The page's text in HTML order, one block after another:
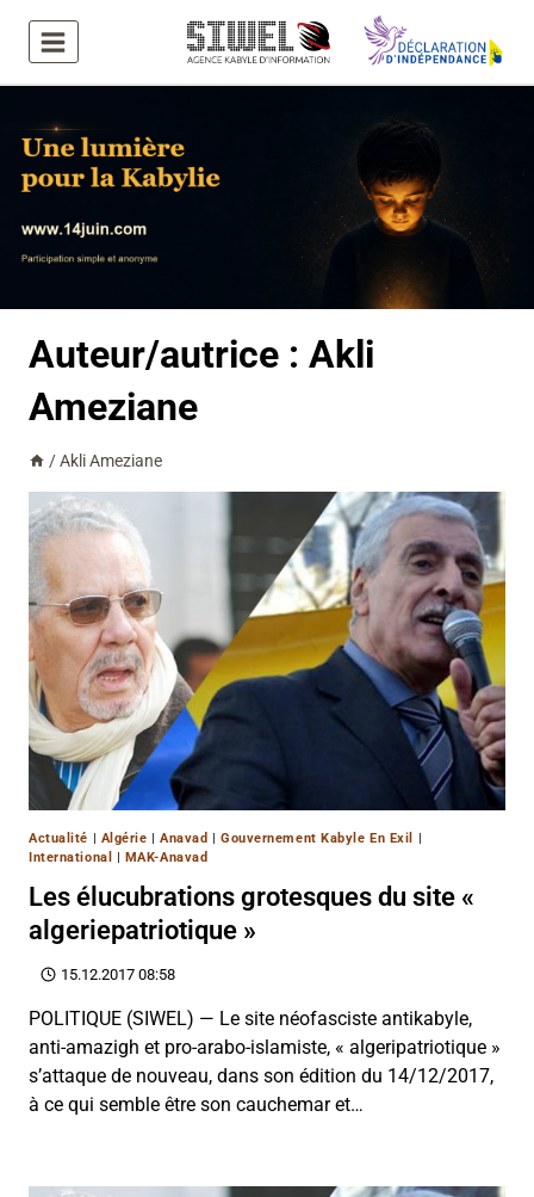
contenu
Auteur/autrice : Akli
Ameziane
/ Akli Ameziane
Actualité | Algérie |Anavad |Gouvernement Kabyle En Exil
|
International
| MAK-Anavad
Les élucubrations grotesques du site «
algeriepatriotique »
15.12.2017 08:58
POLITIQUE (SIWEL) — Le site néofasciste antikabyle,
anti-amazigh et pro-arabo-islamiste, « algeripatriotique »
s’attaque de nouveau, dans son édition du 14/12/2017,
à ce qui semble être son cauchemar et…